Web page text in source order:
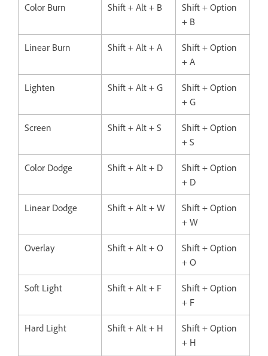
Color Burn Shift + Alt + B
Shift + Option
+ B
Linear Burn Shift + Alt + A
Shift + Option
+ A
Lighten Shift + Alt + G
Shift + Option
+ G
Screen Shift + Alt + S
Shift + Option
+ S
Color Dodge Shift + Alt + D
Shift + Option
+ D
Linear Dodge Shift + Alt + W
Shift + Option
+ W
Overlay Shift + Alt + O
Shift + Option
+ O
Soft Light Shift + Alt + F
Shift + Option
+ F
Hard Light Shift + Alt + H
Shift + Option
+ H